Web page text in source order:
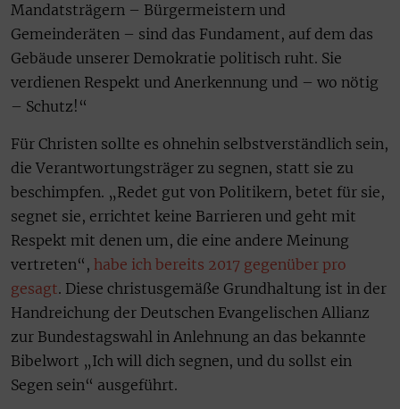
Mandatsträgern – Bürgermeistern und
Gemeinderäten – sind das Fundament, auf dem das
Gebäude unserer Demokratie politisch ruht. Sie
verdienen Respekt und Anerkennung und – wo nötig
– Schutz!“
Für Christen sollte es ohnehin selbstverständlich sein,
die Verantwortungsträger zu segnen, statt sie zu
beschimpfen. „Redet gut von Politikern, betet für sie,
segnet sie, errichtet keine Barrieren und geht mit
Respekt mit denen um, die eine andere Meinung
vertreten“, habe ich bereits 2017 gegenüber pro
gesagt. Diese christusgemäße Grundhaltung ist in der
Handreichung der Deutschen Evangelischen Allianz
zur Bundestagswahl in Anlehnung an das bekannte
Bibelwort „Ich will dich segnen, und du sollst ein
Segen sein“ ausgeführt.